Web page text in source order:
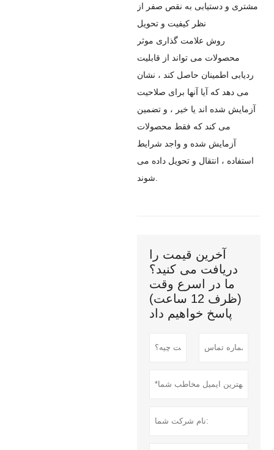
مشتری و دستیابی به نقص صفر از
نظر کیفیت و تحویل
روش علامت گذاری موثر
محصولات می تواند از قابلیت
ردیابی اطمینان حاصل کند ، نشان
می دهد که آیا آنها برای صلاحیت
آزمایش شده اند یا خیر ، و تضمین
می کند که فقط محصولات
آزمایش شده و واجد شرایط
استفاده ، انتقال و تحویل داده می
آخرین قیمت را
دریافت می کنید؟
ما در اسرع وقت
(ظرف 12 ساعت)
پاسخ خواهیم داد